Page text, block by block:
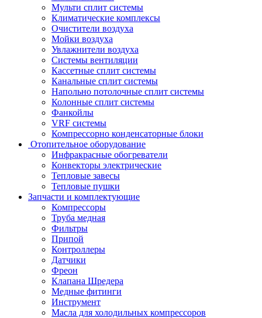
Мульти сплит системы
Климатические комплексы
Очистители воздуха
Мойки воздуха
Увлажнители воздуха
Системы вентиляции
Кассетные сплит системы
Канальные сплит системы
Напольно потолочные сплит системы
Колонные сплит системы
Фанкойлы
VRF системы
Компрессорно конденсаторные блоки
Отопительное оборудование
Инфракрасные обогреватели
Конвекторы электрические
Тепловые завесы
Тепловые пушки
Запчасти и комплектующие
Компрессоры
Труба медная
Фильтры
Припой
Контроллеры
Датчики
Фреон
Клапана Шредера
Медные фитинги
Инструмент
Масла для холодильных компрессоров